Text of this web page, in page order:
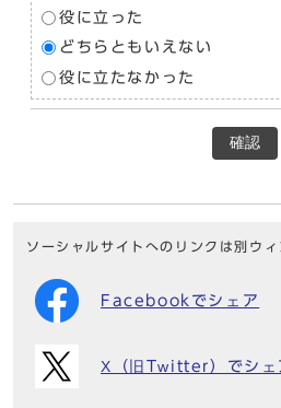
役に立った
どちらともいえない
役に立たなかった
確認
ソーシャルサイトへのリンクは別ウ
Facebookでシェア
X（旧Twitter）でシェ